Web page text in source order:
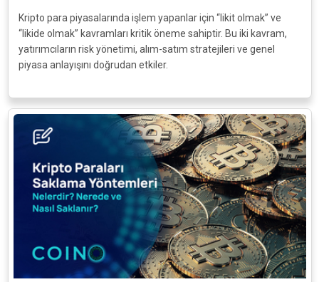
Kripto para piyasalarında işlem yapanlar için “likit olmak” ve
“likide olmak” kavramları kritik öneme sahiptir. Bu iki kavram,
yatırımcıların risk yönetimi, alım-satım stratejileri ve genel
piyasa anlayışını doğrudan etkiler.